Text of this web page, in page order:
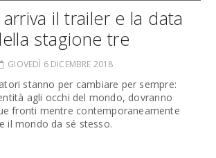
il trailer e la data
stagione tre
GIOVEDÌ 6 DICEMBRE 2018
stanno per cambiare per sempre:
agli occhi del mondo, dovranno
fronti mentre contemporaneamente
il mondo da sé stesso.